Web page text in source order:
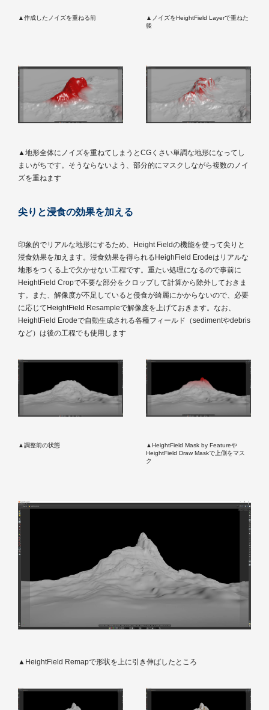
▲作成したノイズを重ねる前
▲ノイズをHeightField Layerで重ねた
後
▲地形全体にノイズを重ねてしまうとCGくさい単調な地形になってし
まいがちです。そうならないよう、部分的にマスクしながら複数のノイ
ズを重ねます
尖りと浸食の効果を加える
印象的でリアルな地形にするため、Height Fieldの機能を使って尖りと
浸食効果を加えます。浸食効果を得られるHeighField Erodeはリアルな
地形をつくる上で欠かせない工程です。重たい処理になるので事前に
HeightField Cropで不要な部分をクロップして計算から除外しておきま
す。また、解像度が不足していると侵食が綺麗にかからないので、必要
に応じてHeightField Resampleで解像度を上げておきます。なお、
HeightField Erodeで自動生成される各種フィールド（sedimentやdebris
など）は後の工程でも使用します
▲調整前の状態
▲HeightField Mask by Featureや
HeightField Draw Maskで上側をマス
ク
▲HeightField Remapで形状を上に引き伸ばしたところ